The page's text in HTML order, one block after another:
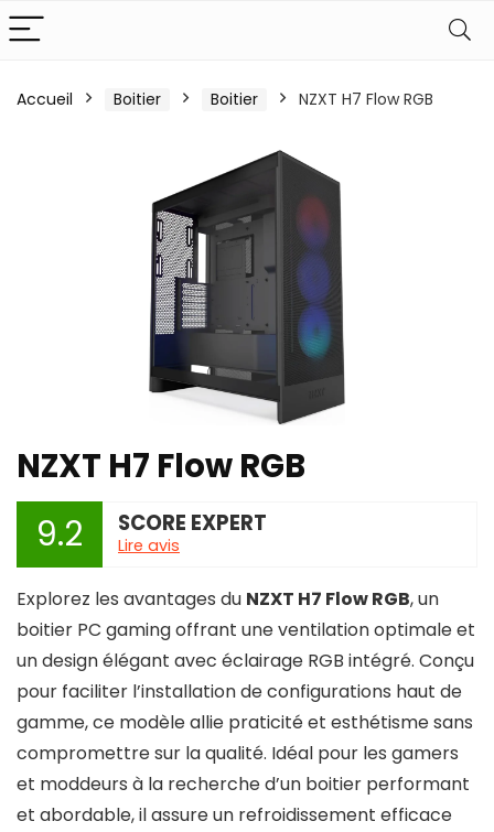
Accueil Boitier Boitier NZXT H7 Flow RGB
NZXT H7 Flow RGB
9.2 SCORE EXPERT
Lire avis
Explorez les avantages du NZXT H7 Flow RGB, un
boitier PC gaming offrant une ventilation optimale et
un design élégant avec éclairage RGB intégré. Conçu
pour faciliter l’installation de configurations haut de
gamme, ce modèle allie praticité et esthétisme sans
compromettre sur la qualité. Idéal pour les gamers
et moddeurs à la recherche d’un boitier performant
et abordable, il assure un refroidissement efficace